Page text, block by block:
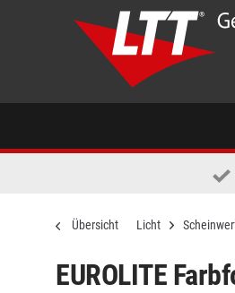
Übersicht Licht
EUROLITE